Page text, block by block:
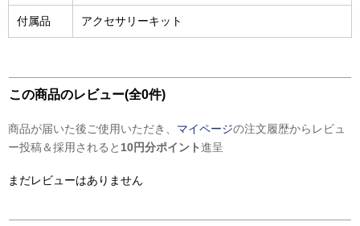
付属品 アクセサリーキット
この商品のレビュー(全0件)
商品が届いた後ご使用いただき、 マイページの注文履歴からレビュ
ー投稿＆採用されると 10円分ポイント進呈
まだレビューはありません